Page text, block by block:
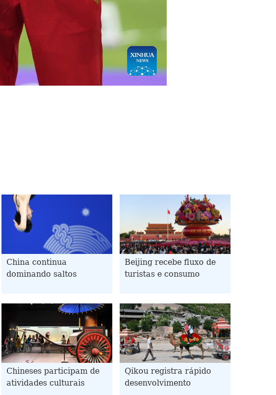
China continua
dominando saltos
Beijing recebe fluxo de
turistas e consumo
Chineses participam de
atividades culturais
Qikou registra rápido
desenvolvimento